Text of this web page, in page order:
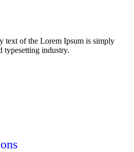
text of the Lorem Ipsum is simply
typesetting industry.